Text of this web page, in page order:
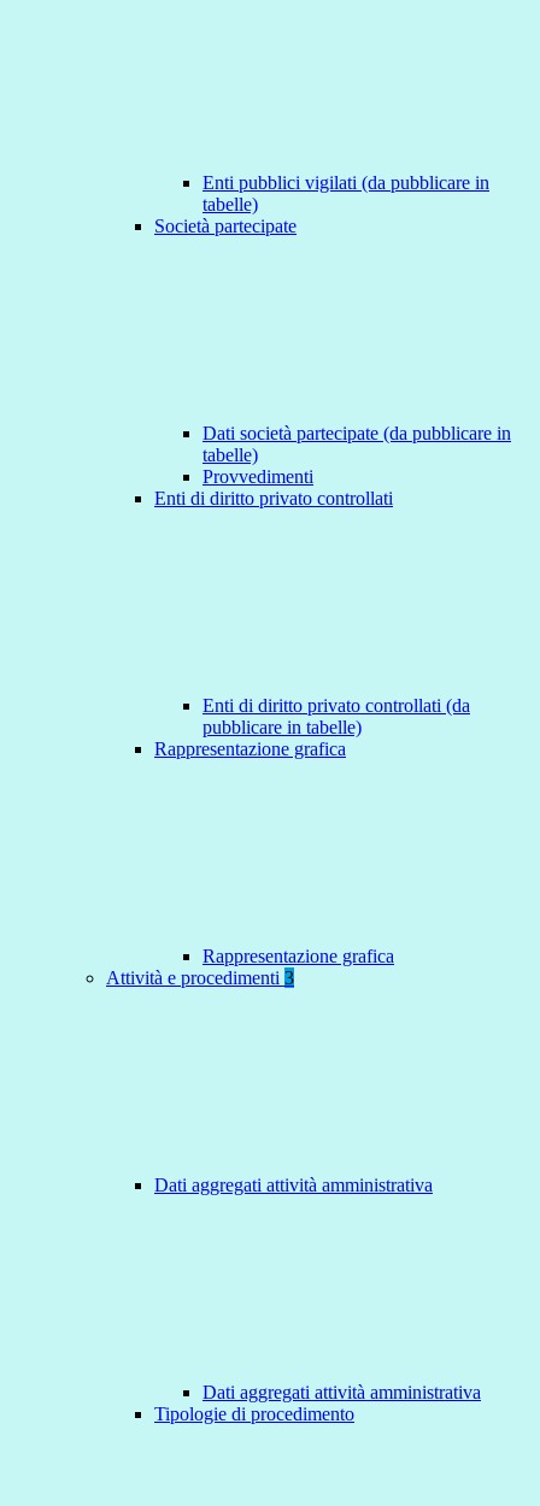
Enti pubblici vigilati (da pubblicare in
tabelle)
Società partecipate
Dati società partecipate (da pubblicare in
tabelle)
Provvedimenti
Enti di diritto privato controllati
Enti di diritto privato controllati (da
pubblicare in tabelle)
Rappresentazione grafica
Rappresentazione grafica
Attività e procedimenti 3
Dati aggregati attività amministrativa
Dati aggregati attività amministrativa
Tipologie di procedimento